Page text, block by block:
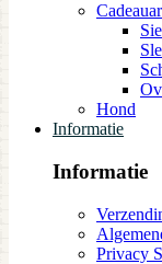
Hond
Informatie
Informatie
Privacy